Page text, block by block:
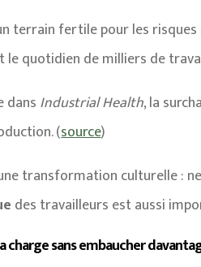
terrain fertile pour les
le quotidien de milliers de
dans Industrial Health, la
(source)
transformation culturelle :
des travailleurs est aussi
sans embaucher